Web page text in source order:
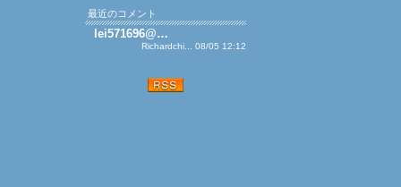
最近のコメント
lei571696@…
Richardchi... 08/05 12:12